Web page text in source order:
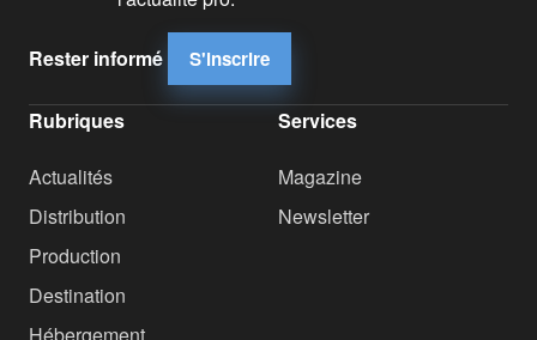
Rester informé S'inscrire
Rubriques
Actualités
Distribution
Production
Destination
Hébergement
Services
Magazine
Newsletter